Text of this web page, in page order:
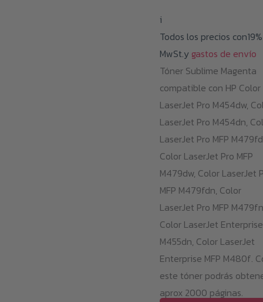
i
Todos los precios con19%
MwSt.y gastos de envío
Tóner Sublime Magenta
compatible con HP Color
LaserJet Pro M454dw,
LaserJet Pro M454dn,
LaserJet Pro MFP
Color LaserJet Pro MFP
M479dw, Color LaserJet
MFP M479fdn, Color
LaserJet Pro MFP
Color LaserJet Enterprise
M455dn, Color LaserJet
Enterprise MFP M480f.
este tóner podrás
aprox 2000 páginas.